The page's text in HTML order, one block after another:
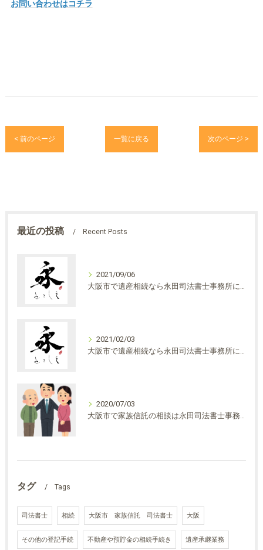
お問い合わせはコチラ
< 前のページ 一覧に戻る 次のページ >
最近の投稿 Recent Posts
2021/09/06
大阪市で遺産相続なら永田司法書士事務所にご相談ください・民法改正について①
2021/02/03
大阪市で遺産相続なら永田司法書士事務所にご相談ください
2020/07/03
大阪市で家族信託の相談は永田司法書士事務所へ
タグ Tags
司法書士 相続 大阪市 家族信託 司法書士 大阪
その他の登記手続 不動産や預貯金の相続手続き 遺産承継業務